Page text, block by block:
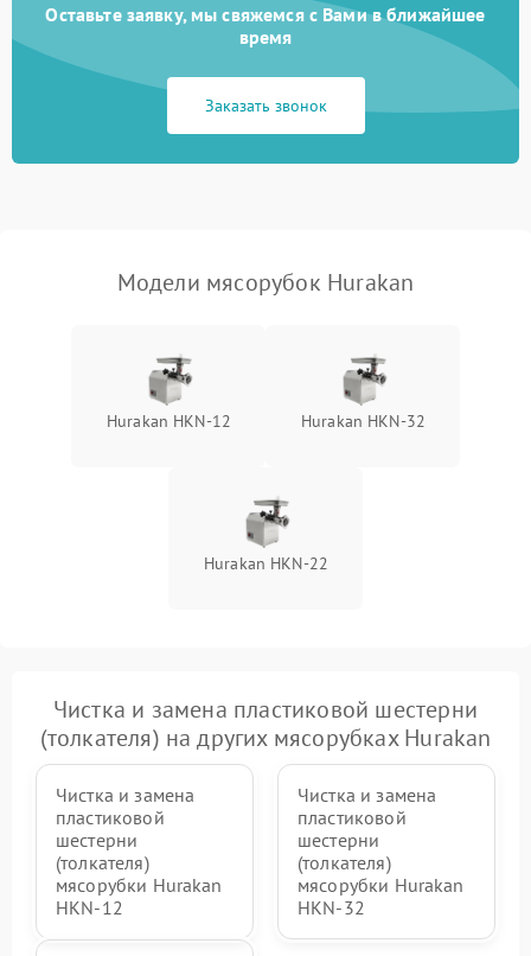
Оставьте заявку, мы свяжемся с Вами в ближайшее
время
Заказать звонок
Модели мясорубок Hurakan
Hurakan HKN‑12 Hurakan HKN‑32
Hurakan HKN‑22
Чистка и замена пластиковой шестерни
(толкателя) на других мясорубках Hurakan
Чистка и замена
пластиковой
шестерни
(толкателя)
мясорубки Hurakan
HKN‑12
Чистка и замена
пластиковой
шестерни
(толкателя)
мясорубки Hurakan
HKN‑32